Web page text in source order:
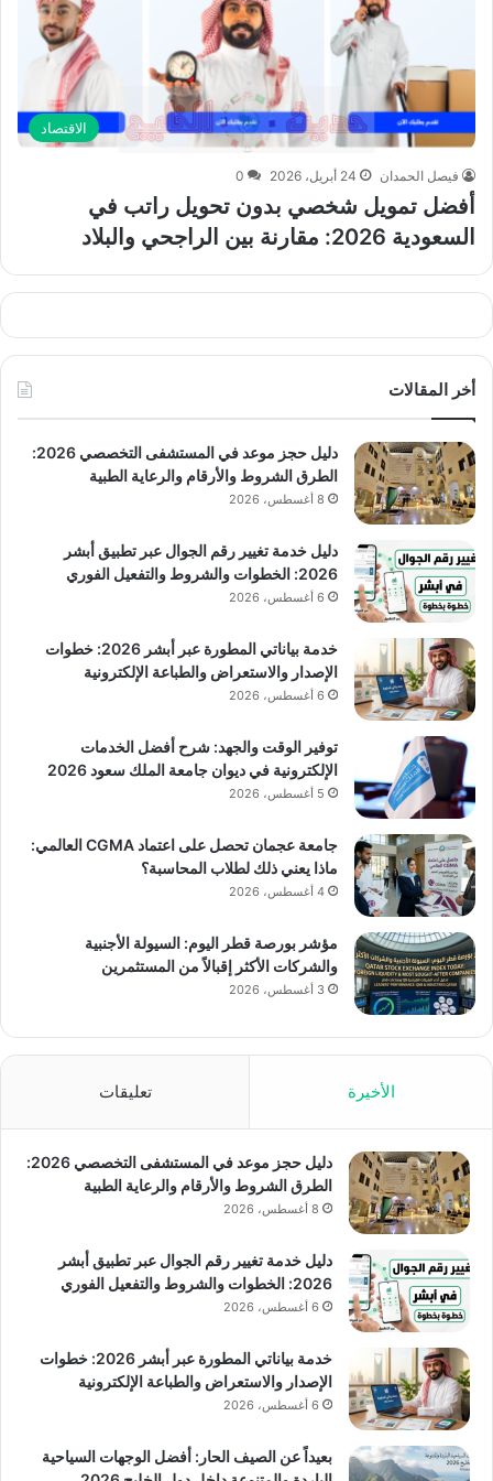
الاقتصاد
فيصل الحمدان 24 أبريل، 2026 0
أفضل تمويل شخصي بدون تحويل راتب في
السعودية 2026: مقارنة بين الراجحي والبلاد
أخر المقالات
دليل حجز موعد في المستشفى التخصصي 2026:
الطرق الشروط والأرقام والرعاية الطبية
8 أغسطس، 2026
دليل خدمة تغيير رقم الجوال عبر تطبيق أبشر
2026: الخطوات والشروط والتفعيل الفوري
6 أغسطس، 2026
خدمة بياناتي المطورة عبر أبشر 2026: خطوات
الإصدار والاستعراض والطباعة الإلكترونية
6 أغسطس، 2026
توفير الوقت والجهد: شرح أفضل الخدمات
الإلكترونية في ديوان جامعة الملك سعود 2026
5 أغسطس، 2026
جامعة عجمان تحصل على اعتماد CGMA العالمي:
ماذا يعني ذلك لطلاب المحاسبة؟
4 أغسطس، 2026
مؤشر بورصة قطر اليوم: السيولة الأجنبية
والشركات الأكثر إقبالاً من المستثمرين
3 أغسطس، 2026
الأخيرة تعليقات
دليل حجز موعد في المستشفى التخصصي 2026:
الطرق الشروط والأرقام والرعاية الطبية
8 أغسطس، 2026
دليل خدمة تغيير رقم الجوال عبر تطبيق أبشر
2026: الخطوات والشروط والتفعيل الفوري
6 أغسطس، 2026
خدمة بياناتي المطورة عبر أبشر 2026: خطوات
الإصدار والاستعراض والطباعة الإلكترونية
6 أغسطس، 2026
بعيداً عن الصيف الحار: أفضل الوجهات السياحية